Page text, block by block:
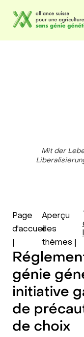
Mit der
Page
d'accueil
Aperçu
des
thèmes |
génie
initiative
de
de choix